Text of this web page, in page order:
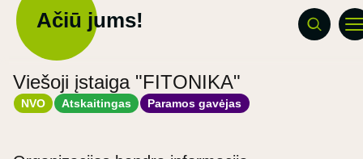
Ačiū jums!
Viešoji įstaiga "FITONIKA"
NVO Atskaitingas Paramos gavėjas